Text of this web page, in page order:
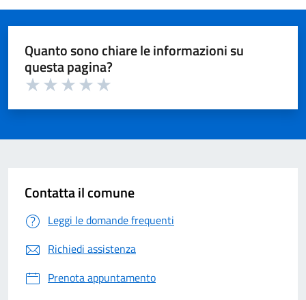
Quanto sono chiare le informazioni su
questa pagina?
Contatta il comune
Leggi le domande frequenti
Richiedi assistenza
Prenota appuntamento